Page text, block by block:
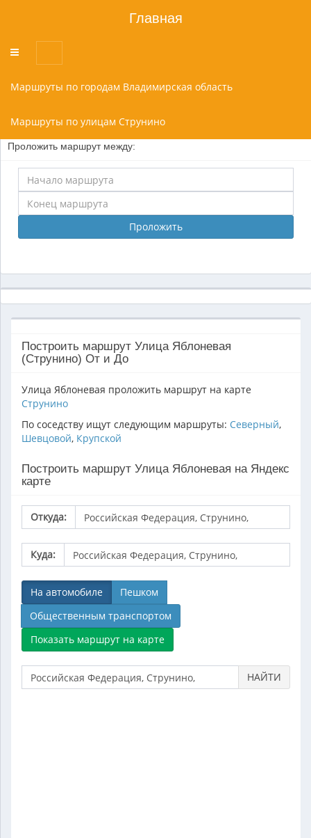
Главная
Переключатель
меню
Маршруты по городам Владимирская область
Маршруты по улицам Струнино
Проложить маршрут между:
Проложить
Построить маршрут Улица Яблоневая
(Струнино) От и До
Улица Яблоневая проложить маршрут на карте
Струнино
По соседству ищут следующим маршруты: Северный,
Шевцовой, Крупской
Построить маршрут Улица Яблоневая на Яндекс
карте
Откуда:
Куда:
На автомобиле
Пешком
Общественным транспортом
НАЙТИ